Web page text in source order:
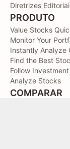
Diretrizes
PRODUTO
Value Stocks
Monitor Your
Instantly Analyze
Find the Best
Follow
Analyze Stocks
COMPARAR